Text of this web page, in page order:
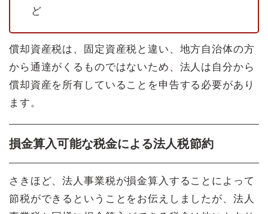
ど
償却資産税は、固定資産税と違い、地方自治体の方
から通達がくるものではないため、法人は自分から
償却資産を所有していることを申告する必要があり
ます。
損金算入可能な税金による法人税節約
さきほど、法人事業税が損金算入することによって
節税ができるということをお伝えしましたが、法人